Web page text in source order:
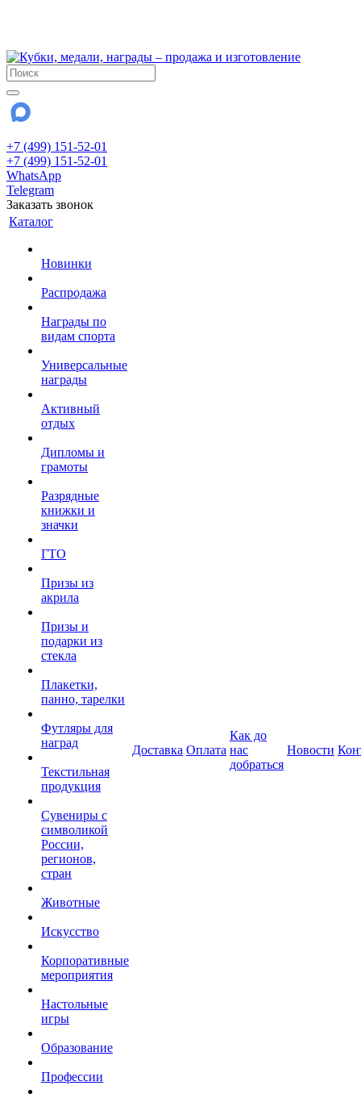
+7 (499) 151-52-01
+7 (499) 151-52-01
WhatsApp
Telegram
Заказать звонок
Каталог
Новинки
Распродажа
Награды по
видам спорта
Универсальные
награды
Активный
отдых
Дипломы и
грамоты
Разрядные
книжки и
значки
ГТО
Призы из
акрила
Призы и
подарки из
стекла
Плакетки,
панно, тарелки
Футляры для
наград
Текстильная
продукция
Сувениры с
символикой
России,
регионов,
стран
Животные
Искусство
Корпоративные
мероприятия
Настольные
игры
Образование
Профессии
Доставка Оплата
Как до
нас
добраться
Новости